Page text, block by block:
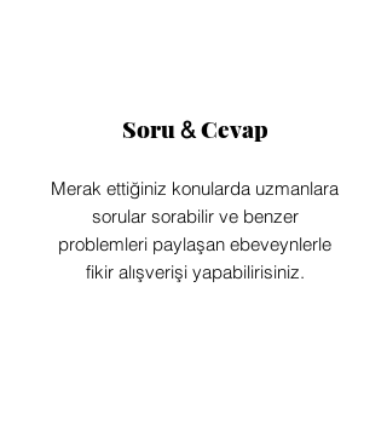
Merak ettiğiniz konularda uzmanlara
sorular sorabilir ve benzer
problemleri paylaşan ebeveynlerle
fikir alışverişi yapabilirisiniz.
Soru &Cevap